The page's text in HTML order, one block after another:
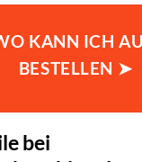
KANN ICH
BESTELLEN ➤
bei